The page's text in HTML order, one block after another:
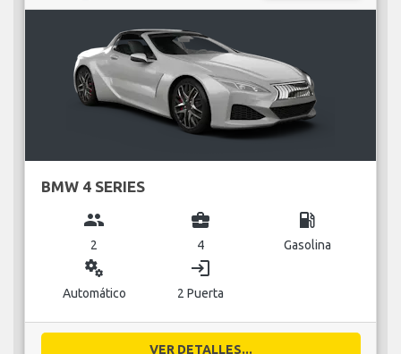
BMW 4 SERIES
group
2
business_center
4
local_gas_station
Gasolina
miscellaneous_services
Automático
login
2 Puerta
VER DETALLES...